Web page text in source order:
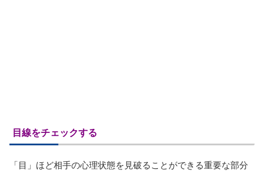
目線をチェックする
「目」ほど相手の心理状態を見破ることができる重要な部分